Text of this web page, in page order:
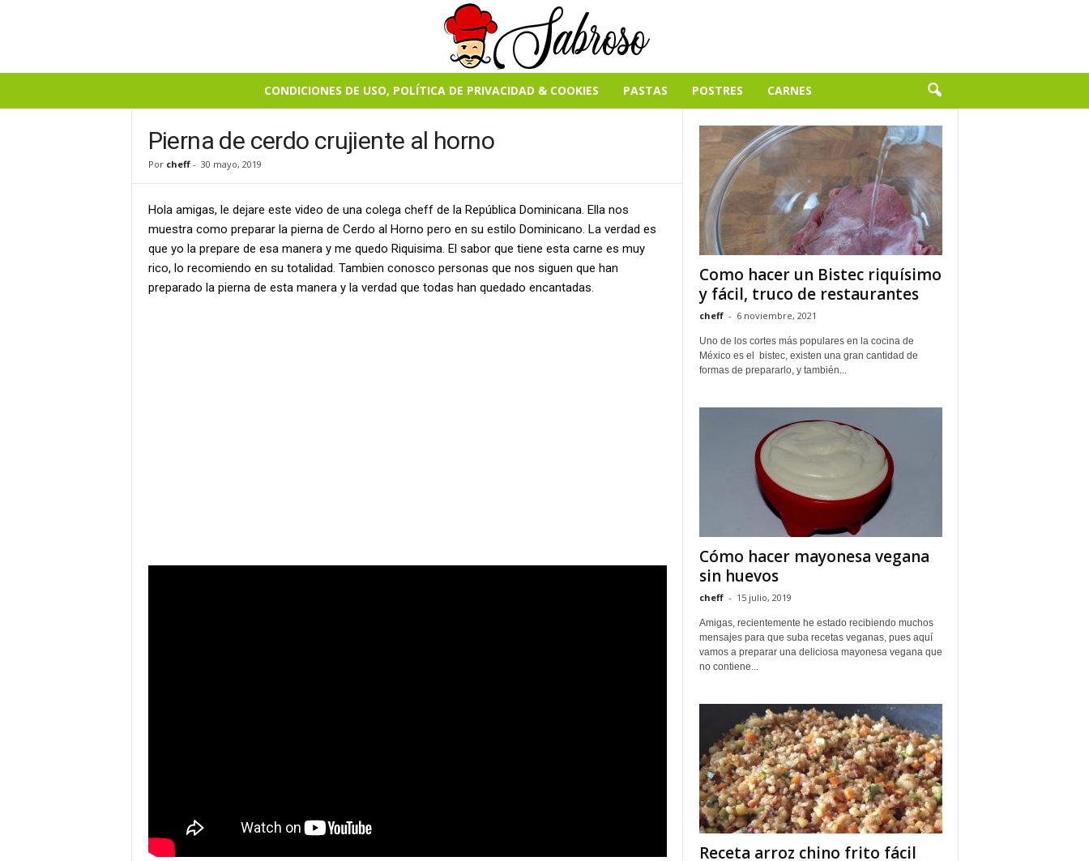
CONDICIONES DE USO, POLÍTICA DE PRIVACIDAD & COOKIES PASTAS POSTRES CARNES
Pierna de cerdo crujiente al horno
Por cheff- 30 mayo, 2019
Hola amigas, le dejare este video de una colega cheff de la República Dominicana. Ella nos
muestra como preparar la pierna de Cerdo al Horno pero en su estilo Dominicano. La verdad es
que yo la prepare de esa manera y me quedo Riquisima. El sabor que tiene esta carne es muy
rico, lo recomiendo en su totalidad. Tambien conosco personas que nos siguen que han
preparado la pierna de esta manera y la verdad que todas han quedado encantadas.
Como hacer un Bistec riquísimo
y fácil, truco de restaurantes
cheff - 6 noviembre, 2021
Uno de los cortes más populares en la cocina de
México es el bistec, existen una gran cantidad de
formas de prepararlo, y también...
Cómo hacer mayonesa vegana
sin huevos
cheff - 15 julio, 2019
Amigas, recientemente he estado recibiendo muchos
mensajes para que suba recetas veganas, pues aquí
vamos a preparar una deliciosa mayonesa vegana que
no contiene...
Receta arroz chino frito fácil